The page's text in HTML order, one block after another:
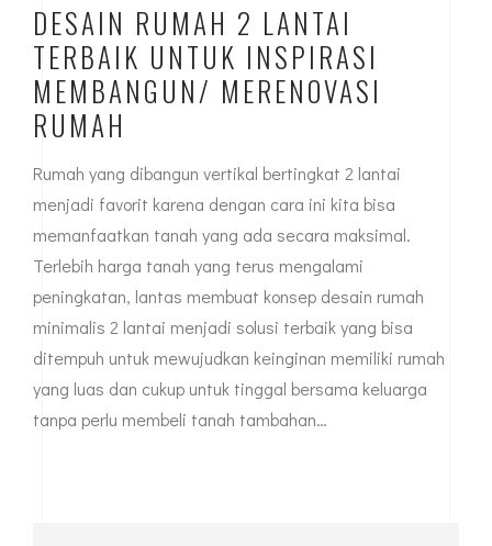
DESAIN RUMAH 2 LANTAI
TERBAIK UNTUK INSPIRASI
MEMBANGUN/ MERENOVASI
RUMAH
Rumah yang dibangun vertikal bertingkat 2 lantai
menjadi favorit karena dengan cara ini kita bisa
memanfaatkan tanah yang ada secara maksimal.
Terlebih harga tanah yang terus mengalami
peningkatan, lantas membuat konsep desain rumah
minimalis 2 lantai menjadi solusi terbaik yang bisa
ditempuh untuk mewujudkan keinginan memiliki rumah
yang luas dan cukup untuk tinggal bersama keluarga
tanpa perlu membeli tanah tambahan…